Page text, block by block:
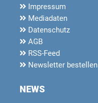
Impressum
Mediadaten
Datenschutz
AGB
RSS-Feed
Newsletter bestellen
NEWS